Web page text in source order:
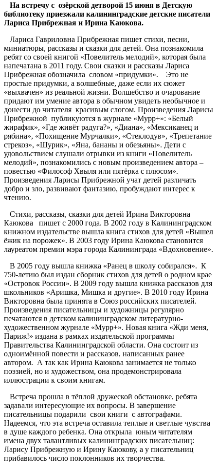
На встречу с озёрской детворой 15 июня в Детскую
библиотеку приезжали калининградские детские писатели
Лариса Прибрежная и Ирина Каюкова.
Лариса Гавриловна Прибрежная пишет стихи, песни,
миниатюры, рассказы и сказки для детей. Она познакомила
ребят со своей книгой «Повелитель мелодий», которая была
напечатана в 2011 году. Свои сказки и рассказы Лариса
Прибрежная обозначила словом «придумки». Это не
простые придумки, а волшебные, даже если их сюжет
«выхвачен» из реальной жизни. Волшебство и очарование
придают им умение автора в обычном увидеть необычное и
донести до читателя красивым слогом. Произведения Ларисы
Прибрежной публикуются в журнале «Мурр+»: «Белый
жирафик», «Где живёт радуга?», «Диана», «Мексиканец и
рябина», «Похищение Мурчалки», «Стеклодув», «Трепетание
стрекоз», «Шурик», «Яна, бананы и обезьяны». Дети с
удовольствием слушали отрывки из книги «Повелитель
мелодий», познакомились с новым произведением автора –
повестью «Философ Хвыля или пятёрка с плюсом».
Произведения Ларисы Прибрежной учат детей различать
добро и зло, развивают фантазию, пробуждают интерес к
чтению.
Стихи, рассказы, сказки для детей Ирина Викторовна
Каюкова пишет с 2000 года. В 2002 году в Калининградском
книжном издательстве вышла книга стихов для детей «Вышел
ёжик на порожек». В 2003 году Ирина Каюкова становится
лауреатом премии мэра города Калининграда «Вдохновение».
В 2005 году вышла книжка «Ранец в школу собирался». К
750-летию был издан сборник стихов для детей о родном крае
«Островок России». В 2009 году вышла книжка рассказов для
школьников «Аришка, Мишка и другие». В 2010 году Ирина
Викторовна была принята в Союз российских писателей.
Произведения писательницы и художницы регулярно
печатаются в детском калининградском литературно-
художественном журнале «Мурр+». Новая книга «Жди меня,
Париж!» издана в рамках издательской программы
Правительства Калининградской области. Она состоит из
одноимённой повести и рассказов, написанных ранее
автором. А так как Ирина Каюкова занимается не только
поэзией, но и художеством, она продемонстрировала
иллюстрации к своим книгам.
Встреча прошла в тёплой дружеской обстановке, ребята
задавали интересующие их вопросы. В завершение
писательницы подарили свои книги с автографами.
Надеемся, что эта встреча оставила теплые и светлые чувства
в душе каждого ребенка. Она открыла юным читателям
имена двух талантливых калининградских писательниц:
Ларису Прибрежную и Ирину Каюкову, а у писательниц
прибавилось число поклонников их творчества.